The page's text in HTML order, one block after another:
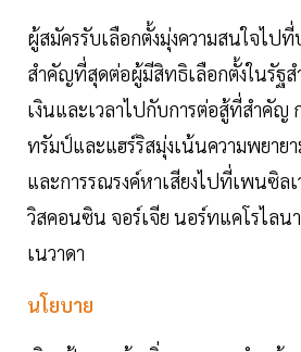
ผู้สมัครรับเลือกตั้งมุ่งความสนใจไป
สำคัญที่สุดต่อผู้มีสิทธิเลือกตั้งในรัฐ
เงินและเวลาไปกับการต่อสู้ที่สำคัญ
ทรัมป์และแฮร์ริสมุ่งเน้นความพยาย
และการรณรงค์หาเสียงไปที่เพนซิล
วิสคอนซิน จอร์เจีย นอร์ทแคโรไลน
เนวาดา
นโยบาย